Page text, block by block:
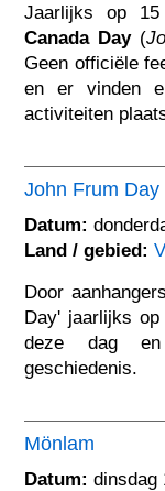
Jaarlijks op
Canada Day(
Geen officiële
en er vinden
activiteiten
John Frum Day
Datum:
Land / gebied:
Door
Day' jaarlijks op
deze dag en
geschiedenis.
Mönlam
Datum: dinsdag